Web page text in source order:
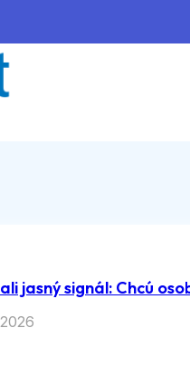
jasný signál: Chcú